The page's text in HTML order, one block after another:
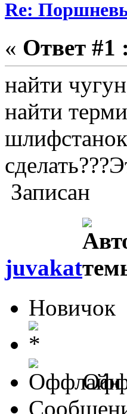
Re:
« Ответ #1 :
найти
найти
Записан
juvakat
Новичок